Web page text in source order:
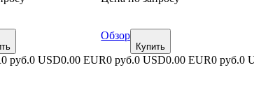
Обзор
Купить
0 руб.0 USD0.00 EUR0 руб.0 USD0.00 EUR0 руб.0